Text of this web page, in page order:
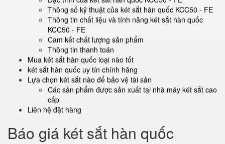
Thông số kỹ thuật của két sắt hàn quốc KCC50 - FE
Thông tin chất liệu và tính năng két sắt hàn quốc
KCC50 - FE
Cam kết chất lượng sản phẩm
Thông tin thanh toán
Mua két sắt hàn quốc loại nào tốt
két sắt hàn quốc uy tín chính hãng
Lựa chọn két sắt nào để bảo vệ tài sản
Các sản phẩm được sản xuất tại nhà máy két sắt cao
cấp
Liên hệ đặt hàng
Báo giá két sắt hàn quốc